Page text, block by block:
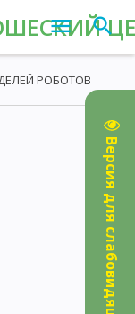
Версия для слабовидящих
РОБОТОВ
09:27